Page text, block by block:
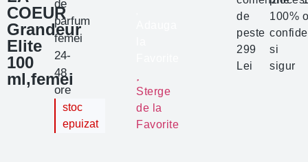
COEUR
Grandeur
Elite
100
ml,femei
de
parfum
femei
24-
48
ore
stoc
epuizat
Sterge
de la
Favorite
de
peste
299
Lei
100%
si
sigur